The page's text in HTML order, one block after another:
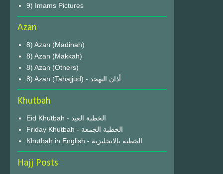
9) Imams Pictures
Azan
8) Azan (Madinah)
8) Azan (Makkah)
8) Azan (Others)
8) Azan (Tahajjud) - أذان التهجد
Khutbah
Eid Khutbah - الخطبة العيد
Friday Khutbah - الخطبة الجمعة
Khutbah in English - الخطبة بالانجليزية
Hajj Posts